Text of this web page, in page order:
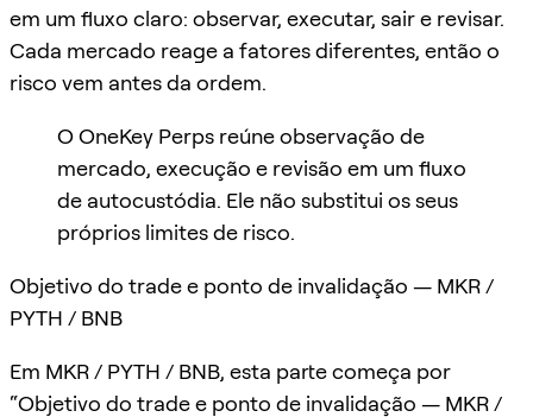
em um fluxo claro: observar, executar, sair e revisar.
Cada mercado reage a fatores diferentes, então o
risco vem antes da ordem.
O OneKey Perps reúne observação de
mercado, execução e revisão em um fluxo
de autocustódia. Ele não substitui os seus
próprios limites de risco.
Objetivo do trade e ponto de invalidação — MKR /
PYTH / BNB
Em MKR / PYTH / BNB, esta parte começa por
“Objetivo do trade e ponto de invalidação — MKR /